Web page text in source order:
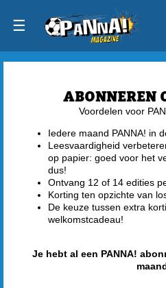
☰
ABONNEREN
Voordelen voor
Iedere maand PANNA! in
Leesvaardigheid
op papier: goed voor het
dus!
Ontvang 12 of 14 edities
Korting ten opzichte van
De keuze tussen extra
welkomstcadeau!
Je hebt al een PANNA!